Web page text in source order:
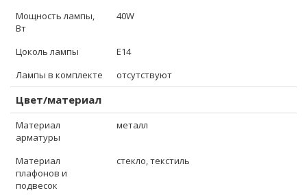
Мощность лампы,
Вт
40W
Цоколь лампы
E14
Лампы в комплекте
отсутствуют
Цвет/материал
Материал
арматуры
металл
Материал
плафонов и
подвесок
стекло, текстиль